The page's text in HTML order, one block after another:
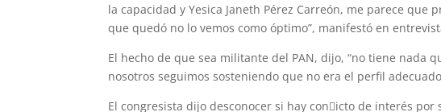
la capacidad y Yesica Janeth Pérez Carreón, me parece
que quedó no lo vemos como óptimo”, manifestó en
El hecho de que sea militante del PAN, dijo, “no tiene nada
nosotros seguimos sosteniendo que no era el perfil
El congresista dijo desconocer si hay con􀃀icto de interés